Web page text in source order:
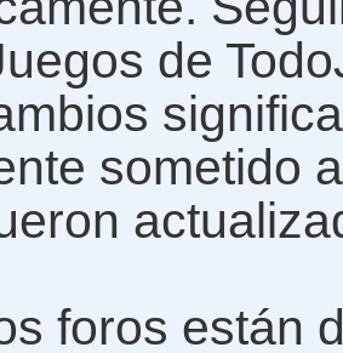
de
sometido
foros están